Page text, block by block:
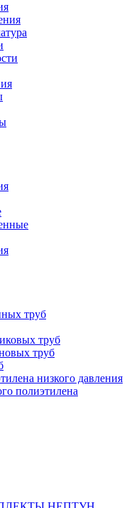
труб
труб
труб
низкого давления
полиэтилена